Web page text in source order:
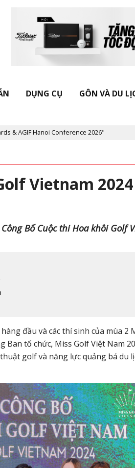
DỤNG CỤ GÔN VÀ DU
2026" Kỷ niệm 20 năm
Vietnam 2024
Bố Cuộc thi Hoa khôi Golf
đầu và các thí sinh của mùa 2
Ban tổ chức, Miss Golf Việt Nam
golf và năng lực quảng bá du